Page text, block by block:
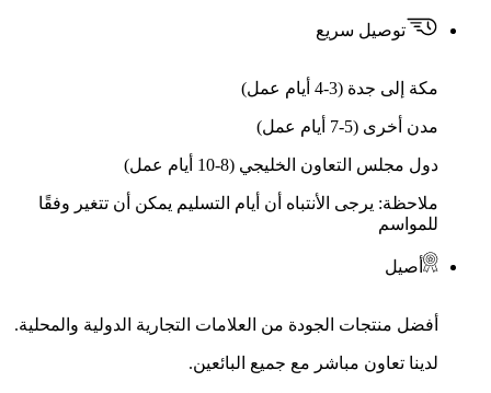
توصيل سريع
مكة إلى جدة (3-4 أيام عمل)
مدن أخرى (5-7 أيام عمل)
دول مجلس التعاون الخليجي (8-10 أيام عمل)
ملاحظة: يرجى الأنتباه أن أيام التسليم يمكن أن تتغير وفقًا
للمواسم
أصيل
أفضل منتجات الجودة من العلامات التجارية الدولية والمحلية.
لدينا تعاون مباشر مع جميع البائعين.